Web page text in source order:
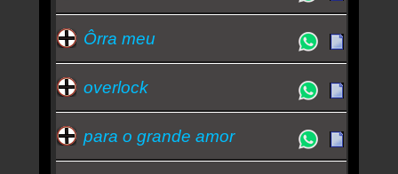
Ôrra meu
overlock
para o grande amor